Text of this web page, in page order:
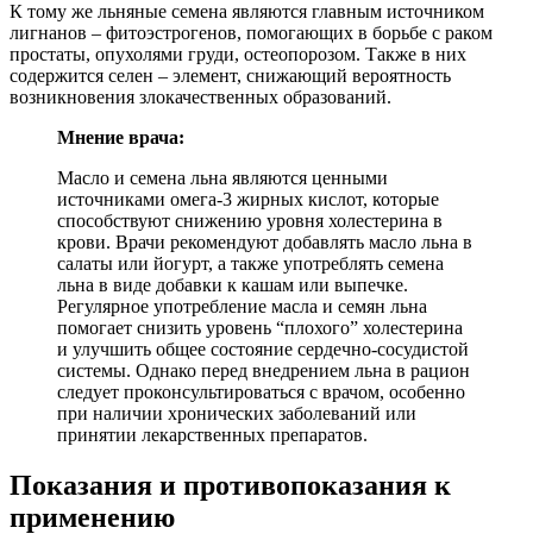
К тому же льняные семена являются главным источником
лигнанов – фитоэстрогенов, помогающих в борьбе с раком
простаты, опухолями груди, остеопорозом. Также в них
содержится селен – элемент, снижающий вероятность
возникновения злокачественных образований.
Мнение врача:
Масло и семена льна являются ценными
источниками омега-3 жирных кислот, которые
способствуют снижению уровня холестерина в
крови. Врачи рекомендуют добавлять масло льна в
салаты или йогурт, а также употреблять семена
льна в виде добавки к кашам или выпечке.
Регулярное употребление масла и семян льна
помогает снизить уровень “плохого” холестерина
и улучшить общее состояние сердечно-сосудистой
системы. Однако перед внедрением льна в рацион
следует проконсультироваться с врачом, особенно
при наличии хронических заболеваний или
принятии лекарственных препаратов.
Показания и противопоказания к
применению